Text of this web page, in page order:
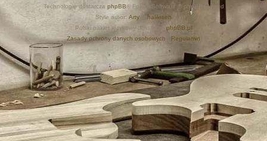
Technologię dostarcza phpBB® Forum Software © phpBB Limited
Style autor: Arty
halilesen
Polski pakiet językowy dostarcza phpBB.pl
Zasady ochrony danych osobowych
Regulamin